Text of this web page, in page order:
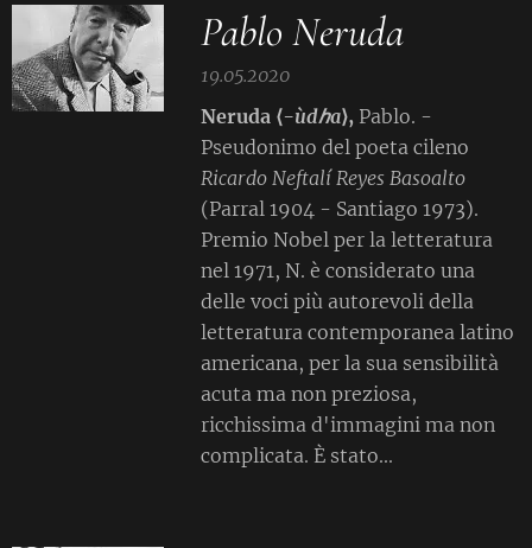
Pablo Neruda
19.05.2020
Neruda⟨-ùdℎa⟩, Pablo. -
Pseudonimo del poeta cileno
Ricardo Neftalí Reyes Basoalto
(Parral 1904 - Santiago 1973).
Premio Nobel per la letteratura
nel 1971, N. è considerato una
delle voci più autorevoli della
letteratura contemporanea latino
americana, per la sua sensibilità
acuta ma non preziosa,
ricchissima d'immagini ma non
complicata. È stato...